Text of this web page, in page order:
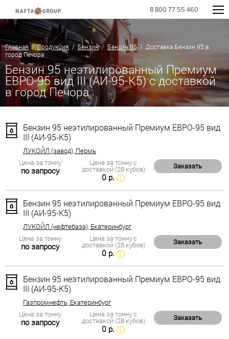
8 800 77 55 460
Главная/Продукция/Бензин/ Бензин 95/ Доставка Бензин 95 в
город Печора
Бензин 95 неэтилированный Премиум
ЕВРО-95 вид III (АИ-95-К5) с доставкой
в город Печора
Бензин 95 неэтилированный Премиум ЕВРО-95 вид
III (АИ-95-К5)
ЛУКОЙЛ (завод), Пермь
Цена за тонну
по запросу
Цена за тонну с
доставкой (28 кубов)
0 р.
Заказать
Бензин 95 неэтилированный Премиум ЕВРО-95 вид
III (АИ-95-К5)
ЛУКОЙЛ (нефтебаза), Екатеринбург
Цена за тонну
по запросу
Цена за тонну с
доставкой (28 кубов)
0 р.
Заказать
Бензин 95 неэтилированный Премиум ЕВРО-95 вид
III (АИ-95-К5)
Газпромнефть, Екатеринбург
Цена за тонну
по запросу
Цена за тонну с
доставкой (28 кубов)
0 р.
Заказать